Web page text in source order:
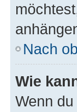
Nach
Wie
Wenn